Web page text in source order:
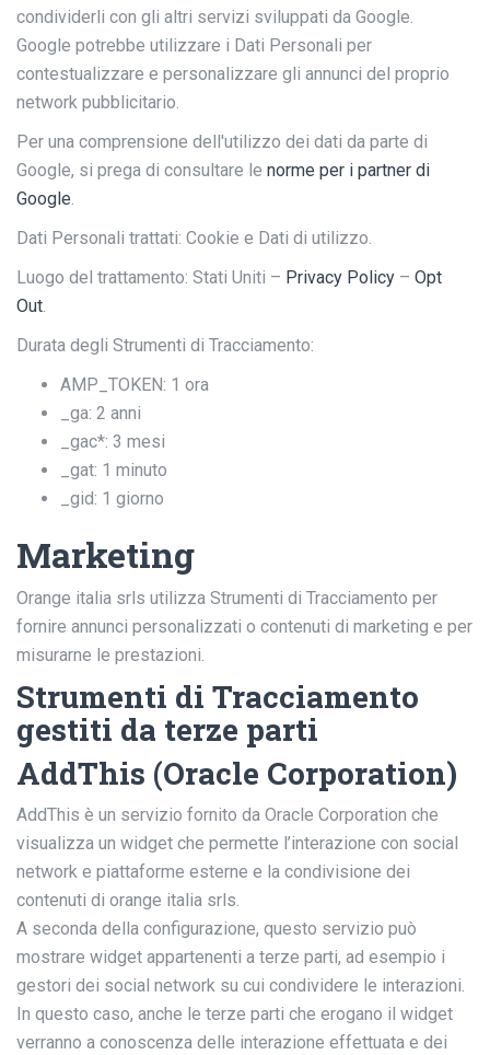
condividerli con gli altri servizi sviluppati da Google.
Google potrebbe utilizzare i Dati Personali per
contestualizzare e personalizzare gli annunci del proprio
network pubblicitario.
Per una comprensione dell'utilizzo dei dati da parte di
Google, si prega di consultare le norme per i partner di
Google.
Dati Personali trattati: Cookie e Dati di utilizzo.
Luogo del trattamento: Stati Uniti – Privacy Policy – Opt
Out.
Durata degli Strumenti di Tracciamento:
AMP_TOKEN: 1 ora
_ga: 2 anni
_gac*: 3 mesi
_gat: 1 minuto
_gid: 1 giorno
Marketing
Orange italia srls utilizza Strumenti di Tracciamento per
fornire annunci personalizzati o contenuti di marketing e per
misurarne le prestazioni.
Strumenti di Tracciamento
gestiti da terze parti
AddThis (Oracle Corporation)
AddThis è un servizio fornito da Oracle Corporation che
visualizza un widget che permette l’interazione con social
network e piattaforme esterne e la condivisione dei
contenuti di orange italia srls.
A seconda della configurazione, questo servizio può
mostrare widget appartenenti a terze parti, ad esempio i
gestori dei social network su cui condividere le interazioni.
In questo caso, anche le terze parti che erogano il widget
verranno a conoscenza delle interazione effettuata e dei